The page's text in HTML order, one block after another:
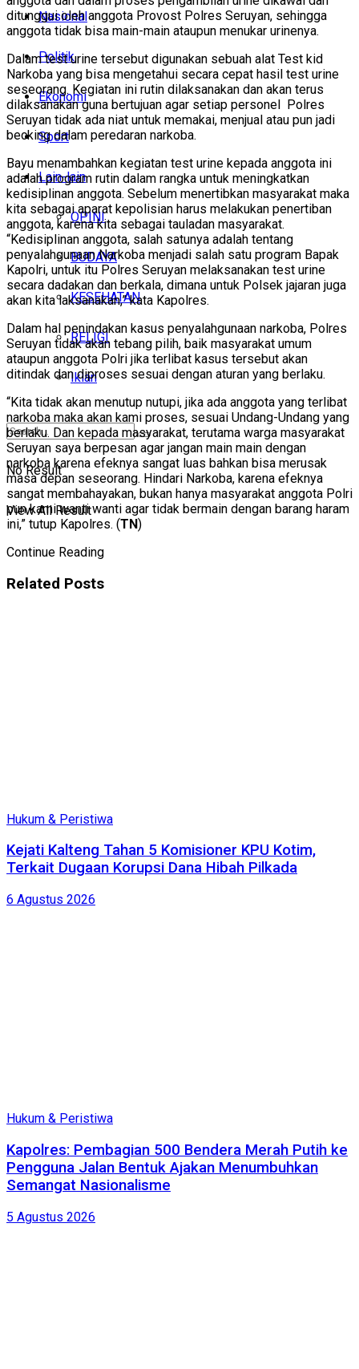
Nasional
Politik
Ekonomi
Sport
Lain-lain
OPINI
BUDAYA
KESEHATAN
RELIGI
Iklan
No Result
View All Result
ditunggui oleh anggota Provost Polres Seruyan, sehingga
anggota tidak bisa main-main ataupun menukar urinenya.
Dalam test urine tersebut digunakan sebuah alat Test kid
Narkoba yang bisa mengetahui secara cepat hasil test urine
seseorang. Kegiatan ini rutin dilaksanakan dan akan terus
dilaksanakan guna bertujuan agar setiap personel Polres
Seruyan tidak ada niat untuk memakai, menjual atau pun jadi
becking dalam peredaran narkoba.
Bayu menambahkan kegiatan test urine kepada anggota ini
adalah program rutin dalam rangka untuk meningkatkan
kedisiplinan anggota. Sebelum menertibkan masyarakat maka
kita sebagai aparat kepolisian harus melakukan penertiban
anggota, karena kita sebagai tauladan masyarakat.
“Kedisiplinan anggota, salah satunya adalah tentang
penyalahgunaan Narkoba menjadi salah satu program Bapak
Kapolri, untuk itu Polres Seruyan melaksanakan test urine
secara dadakan dan berkala, dimana untuk Polsek jajaran juga
akan kita laksanakan,” kata Kapolres.
Dalam hal penindakan kasus penyalahgunaan narkoba, Polres
Seruyan tidak akan tebang pilih, baik masyarakat umum
ataupun anggota Polri jika terlibat kasus tersebut akan
ditindak dan diproses sesuai dengan aturan yang berlaku.
“Kita tidak akan menutup nutupi, jika ada anggota yang terlibat
narkoba maka akan kami proses, sesuai Undang-Undang yang
berlaku. Dan kepada masyarakat, terutama warga masyarakat
Seruyan saya berpesan agar jangan main main dengan
narkoba karena efeknya sangat luas bahkan bisa merusak
masa depan seseorang. Hindari Narkoba, karena efeknya
sangat membahayakan, bukan hanya masyarakat anggota Polri
pun kami wanti wanti agar tidak bermain dengan barang haram
ini,” tutup Kapolres. (TN)
Continue Reading
Related Posts
Hukum & Peristiwa
Kejati Kalteng Tahan 5 Komisioner KPU Kotim,
Terkait Dugaan Korupsi Dana Hibah Pilkada
6 Agustus 2026
Hukum & Peristiwa
Kapolres: Pembagian 500 Bendera Merah Putih ke
Pengguna Jalan Bentuk Ajakan Menumbuhkan
Semangat Nasionalisme
5 Agustus 2026